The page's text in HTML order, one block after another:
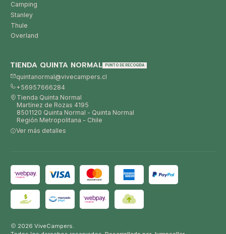
Camping
Stanley
Thule
Overland
TIENDA QUINTA NORMAL PUNTO DE RECOGIDA
quintanormal@vivecampers.cl
+56957666284
Tienda Quinta Normal
Martínez de Rozas 4195
8501120 Quinta Normal - Quinta Normal
Región Metropolitana - Chile
Ver más detalles
2026 ViveCampers.